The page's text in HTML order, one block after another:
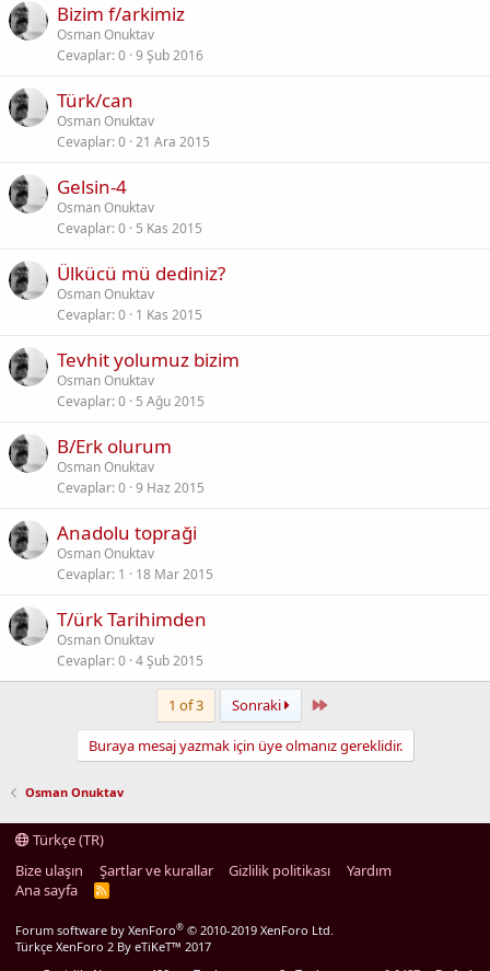
Bizim f/arkimiz
Osman Onuktav
Cevaplar 0 9 Şub 2016
Türk/can
Osman Onuktav
Cevaplar 0 21 Ara 2015
Gelsin-4
Osman Onuktav
Cevaplar 0 5 Kas 2015
Ülkücü mü dediniz?
Osman Onuktav
Cevaplar 0 1 Kas 2015
Tevhit yolumuz bizim
Osman Onuktav
Cevaplar 0 5 Ağu 2015
B/Erk olurum
Osman Onuktav
Cevaplar 0 9 Haz 2015
Anadolu topraği
Osman Onuktav
Cevaplar 1 18 Mar 2015
T/ürk Tarihimden
Osman Onuktav
Cevaplar 0 4 Şub 2015
1 of 3 Sonraki Son
Buraya mesaj yazmak için üye olmanız gereklidir.
Osman Onuktav
Türkçe (TR)
Bize ulaşın
Şartlar ve kurallar Gizlilik politikası
Yardım
Ana sayfa
R
Forum software by XenForo® © 2010-2019 XenForo Ltd.
Türkçe XenForo 2 By eTiKeT™ 2017